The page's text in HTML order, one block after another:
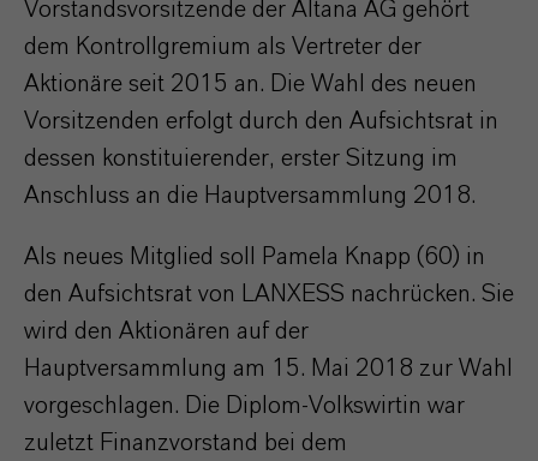
Vorstandsvorsitzende der Altana AG gehört
dem Kontrollgremium als Vertreter der
Aktionäre seit 2015 an. Die Wahl des neuen
Vorsitzenden erfolgt durch den Aufsichtsrat in
dessen konstituierender, erster Sitzung im
Anschluss an die Hauptversammlung 2018.
Als neues Mitglied soll Pamela Knapp (60) in
den Aufsichtsrat von LANXESS nachrücken. Sie
wird den Aktionären auf der
Hauptversammlung am 15. Mai 2018 zur Wahl
vorgeschlagen. Die Diplom-Volkswirtin war
zuletzt Finanzvorstand bei dem